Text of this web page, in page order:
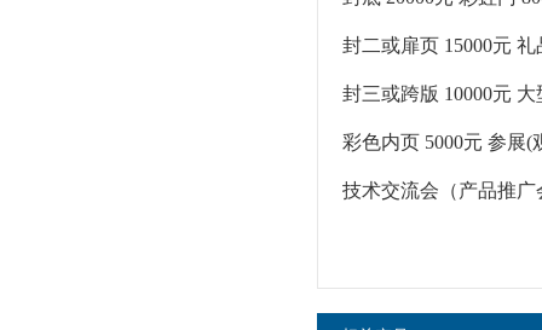
封二或扉页 15000元 礼
封三或跨版 10000元 大
彩色内页 5000元 参展(
技术交流会（产品推广